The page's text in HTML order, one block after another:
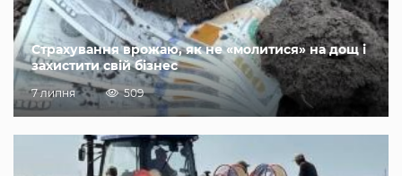
Страхування врожаю, як не «молитися» на дощ і
захистити свій бізнес
7 липня 509